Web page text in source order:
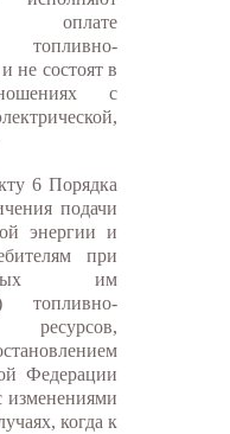
оплате
не состоят в
с
6 Порядка
подачи
энергии и
при
им
топливно-
Федерации
изменениями
когда к